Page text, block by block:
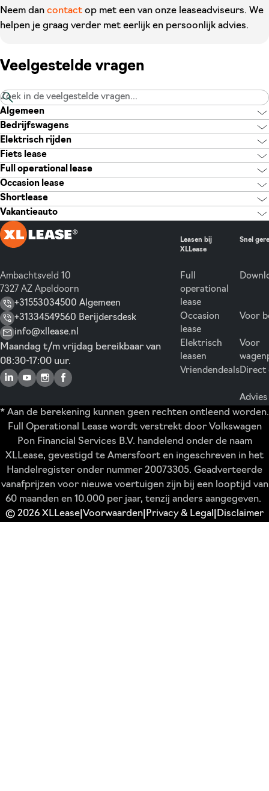
Neem dan contact op met een van onze leaseadviseurs. We
helpen je graag verder met eerlijk en persoonlijk advies.
Veelgestelde vragen
Algemeen
Bedrijfswagens
Elektrisch rijden
Fiets lease
Full operational lease
Occasion lease
Shortlease
Vakantieauto
Ambachtsveld 10
7327 AZ Apeldoorn
+31553034500 Algemeen
+31334549560 Berijdersdesk
info@xllease.nl
Maandag t/m vrijdag bereikbaar van
08:30-17:00 uur.
Leasen bij
XLLease
Full
operational
lease
Occasion
lease
Elektrisch
leasen
Vriendendeals
Snel
Voor
Voor
Direct
* Aan de berekening kunnen geen rechten ontleend worden.
Full Operational Lease wordt verstrekt door Volkswagen
Pon Financial Services B.V. handelend onder de naam
XLLease, gevestigd te Amersfoort en ingeschreven in het
Handelregister onder nummer 20073305. Geadverteerde
vanafprijzen voor nieuwe voertuigen zijn bij een looptijd van
60 maanden en 10.000 per jaar, tenzij anders aangegeven.
© 2026 XLLease Voorwaarden Privacy & Legal Disclaimer